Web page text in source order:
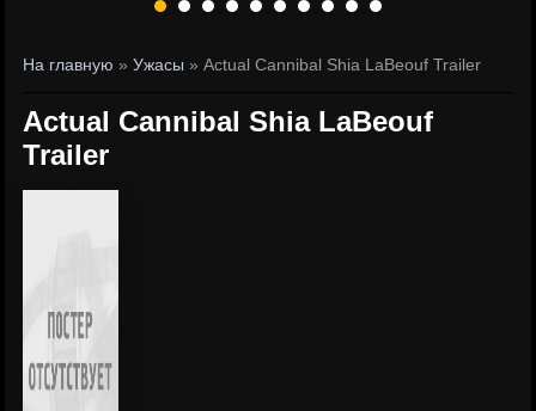
На главную »Ужасы » Actual Cannibal Shia LaBeouf Trailer
Actual Cannibal Shia LaBeouf
Trailer